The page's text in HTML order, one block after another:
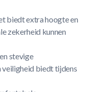
biedt extra hoogte en
zekerheid kunnen
stevige
veiligheid biedt tijdens